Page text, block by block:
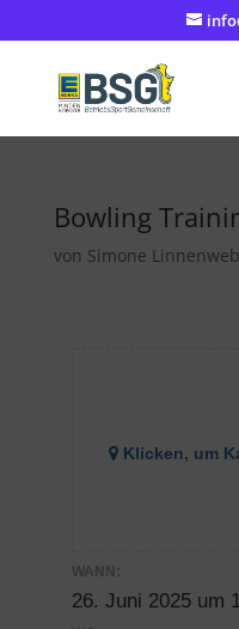
Bowling
von Simone
Klicken, um
WANN:
26. Juni 2025 um